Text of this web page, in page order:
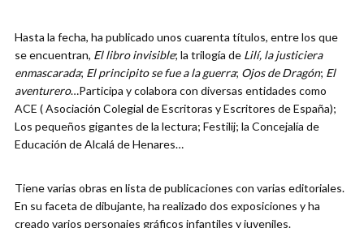
Hasta la fecha, ha publicado unos cuarenta títulos, entre los que
se encuentran, El libro invisible; la trilogía de Lilí, la justiciera
enmascarada; El principito se fue a la guerra; Ojos de Dragón; El
aventurero…Participa y colabora con diversas entidades como
ACE ( Asociación Colegial de Escritoras y Escritores de España);
Los pequeños gigantes de la lectura; Festilij; la Concejalía de
Educación de Alcalá de Henares…
Tiene varias obras en lista de publicaciones con varias editoriales.
En su faceta de dibujante, ha realizado dos exposiciones y ha
creado varios personajes gráficos infantiles y juveniles.